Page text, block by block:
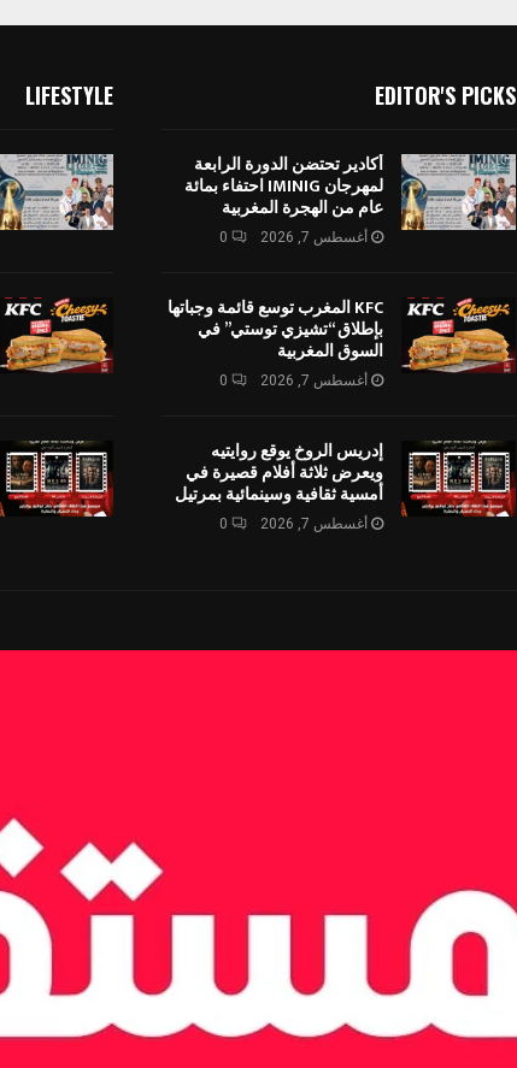
EDITOR'S PICKS
أكادير تحتضن الدورة الرابعة
لمهرجان IMINIG احتفاء بمائة
عام من الهجرة المغربية
أغسطس 7, 2026 0
KFC المغرب توسع قائمة وجباتها
بإطلاق “تشيزي توستي” في
السوق المغربية
أغسطس 7, 2026 0
إدريس الروخ يوقع روايتيه
ويعرض ثلاثة أفلام قصيرة في
أمسية ثقافية وسينمائية بمرتيل
أغسطس 7, 2026 0
LIFESTYLE